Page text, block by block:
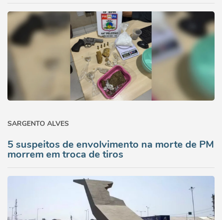
SARGENTO ALVES
5 suspeitos de envolvimento na morte de PM
morrem em troca de tiros